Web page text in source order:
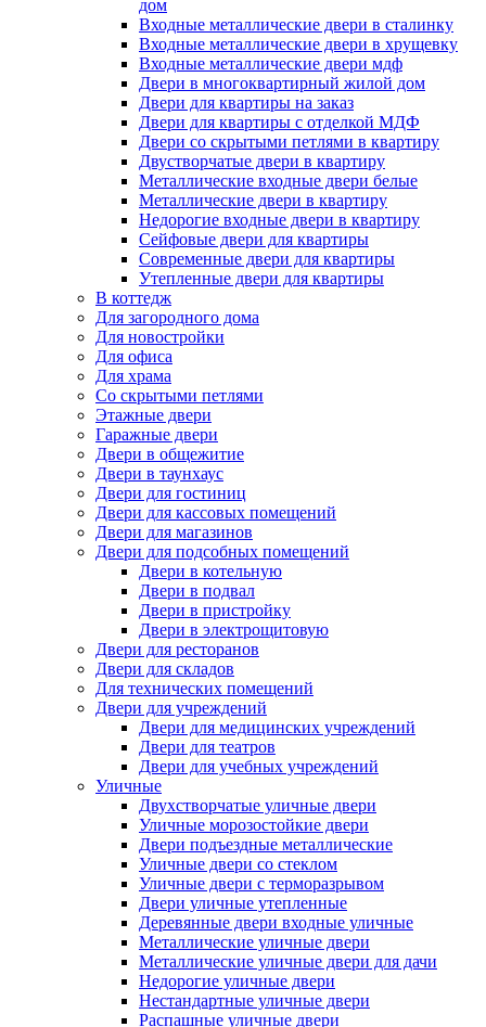
дом
Входные металлические двери в сталинку
Входные металлические двери в хрущевку
Входные металлические двери мдф
Двери в многоквартирный жилой дом
Двери для квартиры на заказ
Двери для квартиры с отделкой МДФ
Двери со скрытыми петлями в квартиру
Двустворчатые двери в квартиру
Металлические входные двери белые
Металлические двери в квартиру
Недорогие входные двери в квартиру
Сейфовые двери для квартиры
Современные двери для квартиры
Утепленные двери для квартиры
В коттедж
Для загородного дома
Для новостройки
Для офиса
Для храма
Со скрытыми петлями
Этажные двери
Гаражные двери
Двери в общежитие
Двери в таунхаус
Двери для гостиниц
Двери для кассовых помещений
Двери для магазинов
Двери для подсобных помещений
Двери в котельную
Двери в подвал
Двери в пристройку
Двери в электрощитовую
Двери для ресторанов
Двери для складов
Для технических помещений
Двери для учреждений
Двери для медицинских учреждений
Двери для театров
Двери для учебных учреждений
Уличные
Двухстворчатые уличные двери
Уличные морозостойкие двери
Двери подъездные металлические
Уличные двери со стеклом
Уличные двери с терморазрывом
Двери уличные утепленные
Деревянные двери входные уличные
Металлические уличные двери
Металлические уличные двери для дачи
Недорогие уличные двери
Нестандартные уличные двери
Распашные уличные двери